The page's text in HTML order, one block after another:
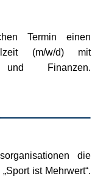
Termin einen
(m/w/d) mit
und Finanzen.
die
ist Mehrwert“.